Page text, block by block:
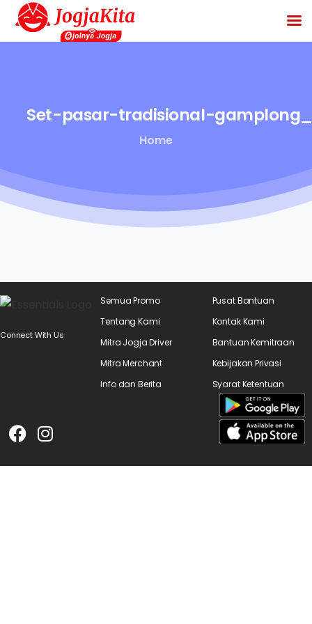
Set-pasar-tradisional-
Home
Connect With Us
Semua Promo
Tentang Kami
Mitra Jogja Driver
Mitra Merchant
Info dan Berita
Pusat Bantuan
Kontak Kami
Bantuan Kemitraan
Kebijakan Privasi
Syarat Ketentuan